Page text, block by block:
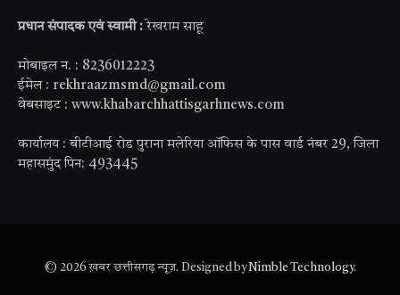
प्रधान संपादक एवं स्वामी : रेखराम साहू
मोबाइल न. : 8236012223
ईमेल : rekhraazmsmd@gmail.com
वेबसाइट : www.khabarchhattisgarhnews.com
कार्यालय : बीटीआई रोड पुराना मलेरिया ऑफिस के पास वार्ड नंबर 29, जिला
महासमुंद पिन: 493445
© 2026 ख़बर छत्तीसगढ़ न्यूज़. Designed byNimble Technology.